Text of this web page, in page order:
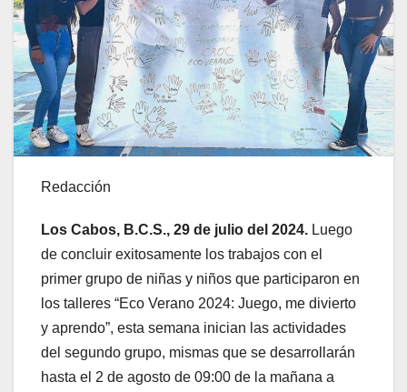
Redacción
Los Cabos, B.C.S., 29 de julio del 2024. Luego
de concluir exitosamente los trabajos con el
primer grupo de niñas y niños que participaron en
los talleres “Eco Verano 2024: Juego, me divierto
y aprendo”, esta semana inician las actividades
del segundo grupo, mismas que se desarrollarán
hasta el 2 de agosto de 09:00 de la mañana a